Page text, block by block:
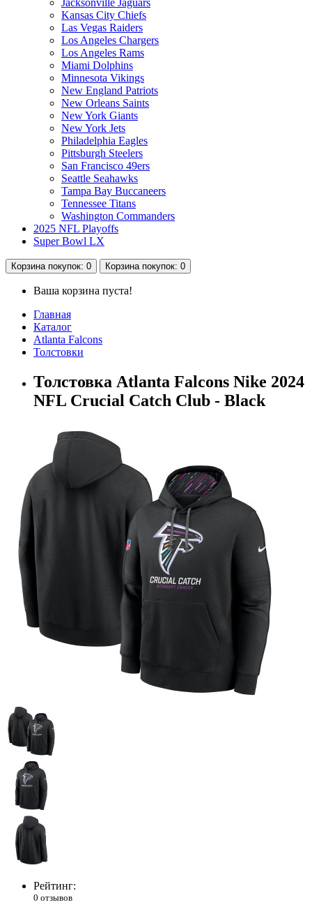
Kansas City Chiefs
Las Vegas Raiders
Los Angeles Chargers
Los Angeles Rams
Miami Dolphins
Minnesota Vikings
New England Patriots
New Orleans Saints
New York Giants
New York Jets
Philadelphia Eagles
Pittsburgh Steelers
San Francisco 49ers
Seattle Seahawks
Tampa Bay Buccaneers
Tennessee Titans
Washington Commanders
2025 NFL Playoffs
Super Bowl LX
Корзина покупок: 0 Корзина покупок: 0
Ваша корзина пуста!
Главная
Каталог
Atlanta Falcons
Толстовки
Толстовка Atlanta Falcons Nike 2024
NFL Crucial Catch Club - Black
Рейтинг:
0 отзывов